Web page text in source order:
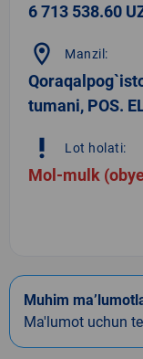
6 713 538.60
location_on Manzil:
tumani, POS.
priority_high Lot holati:
Mol-mulk
Muhim
Ma'lumot uchun